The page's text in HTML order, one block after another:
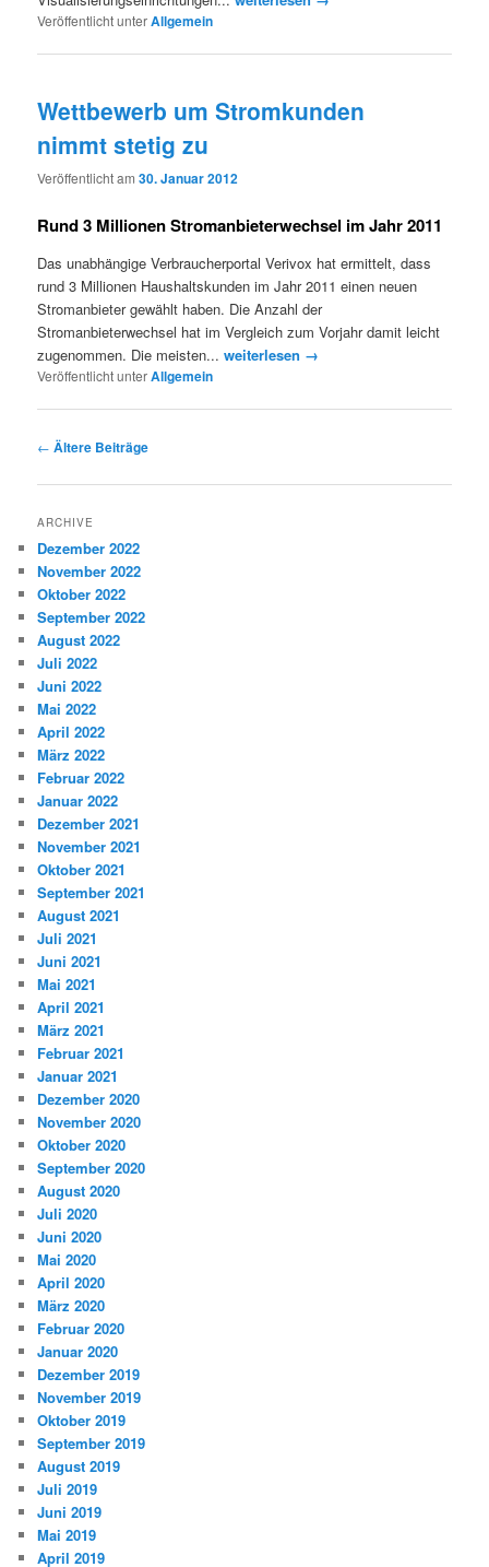
Veröffentlicht unterAllgemein
Wettbewerb um Stromkunden
nimmt stetig zu
Veröffentlicht am30. Januar 2012
Rund 3 Millionen Stromanbieterwechsel im Jahr 2011
Das unabhängige Verbraucherportal Verivox hat ermittelt, dass
rund 3 Millionen Haushaltskunden im Jahr 2011 einen neuen
Stromanbieter gewählt haben. Die Anzahl der
Stromanbieterwechsel hat im Vergleich zum Vorjahr damit leicht
zugenommen. Die meisten...weiterlesen →
Veröffentlicht unterAllgemein
Artikelnavigation
← Ältere Beiträge
ARCHIVE
Dezember 2022
November 2022
Oktober 2022
September 2022
August 2022
Juli 2022
Juni 2022
Mai 2022
April 2022
März 2022
Februar 2022
Januar 2022
Dezember 2021
November 2021
Oktober 2021
September 2021
August 2021
Juli 2021
Juni 2021
Mai 2021
April 2021
März 2021
Februar 2021
Januar 2021
Dezember 2020
November 2020
Oktober 2020
September 2020
August 2020
Juli 2020
Juni 2020
Mai 2020
April 2020
März 2020
Februar 2020
Januar 2020
Dezember 2019
November 2019
Oktober 2019
September 2019
August 2019
Juli 2019
Juni 2019
Mai 2019
April 2019